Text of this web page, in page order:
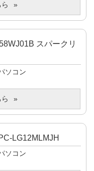
スパークリ
ソコン
LG12MLMJH
ソコン